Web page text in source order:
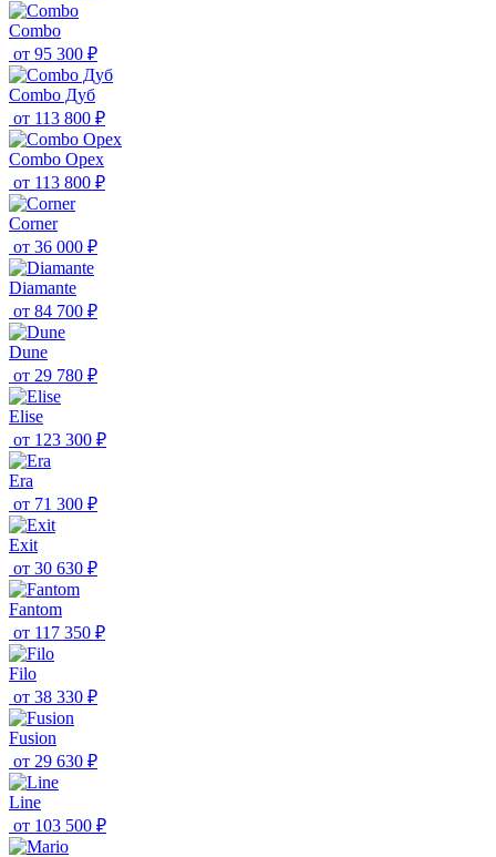
Combo
от 95 300 ₽
Combo Дуб
от 113 800 ₽
Combo Орех
от 113 800 ₽
Corner
от 36 000 ₽
Diamante
от 84 700 ₽
Dune
от 29 780 ₽
Elise
от 123 300 ₽
Era
от 71 300 ₽
Exit
от 30 630 ₽
Fantom
от 117 350 ₽
Filo
от 38 330 ₽
Fusion
от 29 630 ₽
Line
от 103 500 ₽